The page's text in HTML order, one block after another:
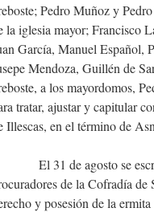
Pedro Muñoz y
la iglesia mayor; Francisco
García, Manuel Español,
Mendoza, Guillén de
a los mayordomos,
tratar, ajustar y capitular
Illescas, en el término de
El 31 de agosto se
de la Cofradía de
y posesión de la